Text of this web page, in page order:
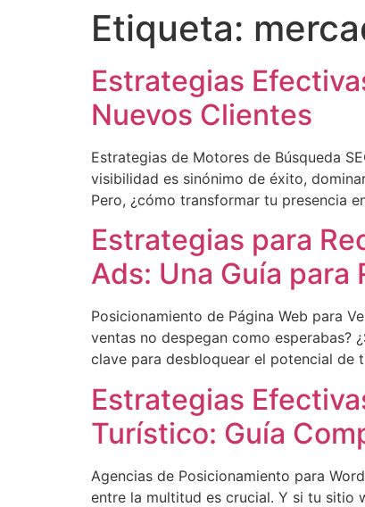
Etiqueta:
Estrategias
Nuevos Clientes
Estrategias de Motores de Búsqueda
visibilidad es sinónimo de éxito,
Pero, ¿cómo transformar tu presencia
Estrategias para
Ads: Una Guía para
Posicionamiento de Página Web para
ventas no despegan como esperabas?
clave para desbloquear el potencial de
Estrategias
Turístico: Guía
Agencias de Posicionamiento para
entre la multitud es crucial. Y si tu sitio